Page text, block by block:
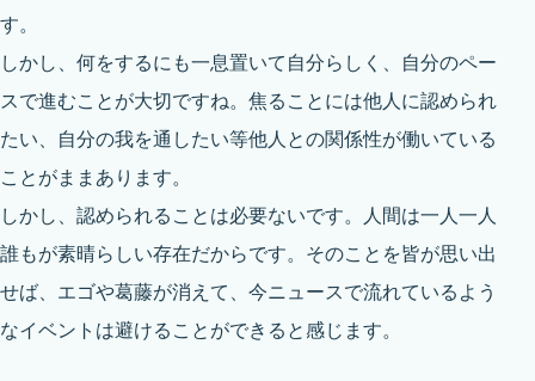
す。
しかし、何をするにも一息置いて自分らしく、自分のペー
スで進むことが大切ですね。焦ることには他人に認められ
たい、自分の我を通したい等他人との関係性が働いている
ことがままあります。
しかし、認められることは必要ないです。人間は一人一人
誰もが素晴らしい存在だからです。そのことを皆が思い出
せば、エゴや葛藤が消えて、今ニュースで流れているよう
なイベントは避けることができると感じます。